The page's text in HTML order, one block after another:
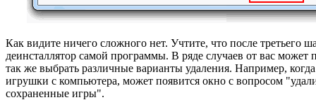
Как видите ничего сложного нет. Учтите, что после третьего
деинсталлятор самой программы. В ряде случаев от вас может
так же выбрать различные варианты удаления. Например,
игрушки с компьютера, может появится окно с вопросом
сохраненные игры".